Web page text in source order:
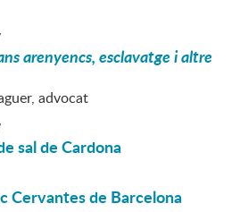
arenyencs, esclavatge i altre
advocat
sal de Cardona
Cervantes de Barcelona